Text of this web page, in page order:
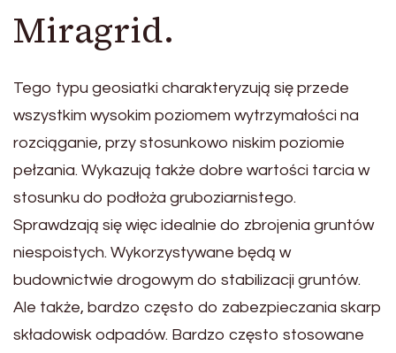
Miragrid.
Tego typu geosiatki charakteryzują się przede
wszystkim wysokim poziomem wytrzymałości na
rozciąganie, przy stosunkowo niskim poziomie
pełzania. Wykazują także dobre wartości tarcia w
stosunku do podłoża gruboziarnistego.
Sprawdzają się więc idealnie do zbrojenia gruntów
niespoistych. Wykorzystywane będą w
budownictwie drogowym do stabilizacji gruntów.
Ale także, bardzo często do zabezpieczania skarp
składowisk odpadów. Bardzo często stosowane